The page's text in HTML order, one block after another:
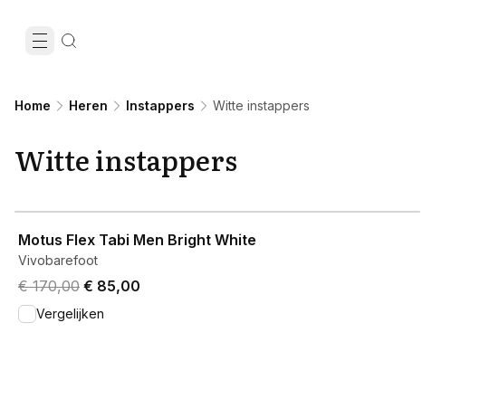
Home Heren Instappers Witte instappers
Witte instappers
Motus Flex Tabi Men Bright White
Vivobarefoot
Original price was € 170,00.
€ 170,00 Current price is € 85,00.
€ 85,00
Vergelijken